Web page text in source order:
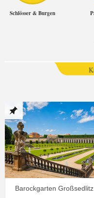
Schlösser & Burgen
Barockgarten Großsedlitz